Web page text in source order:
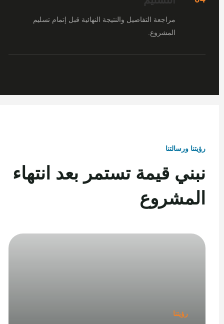
مراجعة التفاصيل والنتيجة النهائية قبل إتمام تسليم
المشروع.
رؤيتنا ورسالتنا
نبني قيمة تستمر بعد انتهاء
المشروع
رؤيتنا